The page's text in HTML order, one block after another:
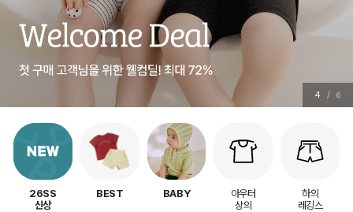
4 / 6
26SS
신상
BEST BABY
아우터
상의
하의
레깅스